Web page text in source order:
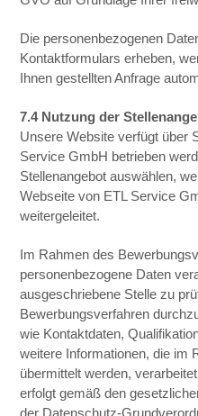
Die personenbezogenen
Kontaktformulars erheben,
Ihnen gestellten Anfrage
7.4 Nutzung der
Unsere Website verfügt über
Service GmbH betrieben
Stellenangebot auswählen,
Webseite von ETL Service
weitergeleitet.
Im Rahmen des
personenbezogene Daten
ausgeschriebene Stelle zu
Bewerbungsverfahren
wie Kontaktdaten,
weitere Informationen, die im
übermittelt werden,
erfolgt gemäß den
der Datenschutz-